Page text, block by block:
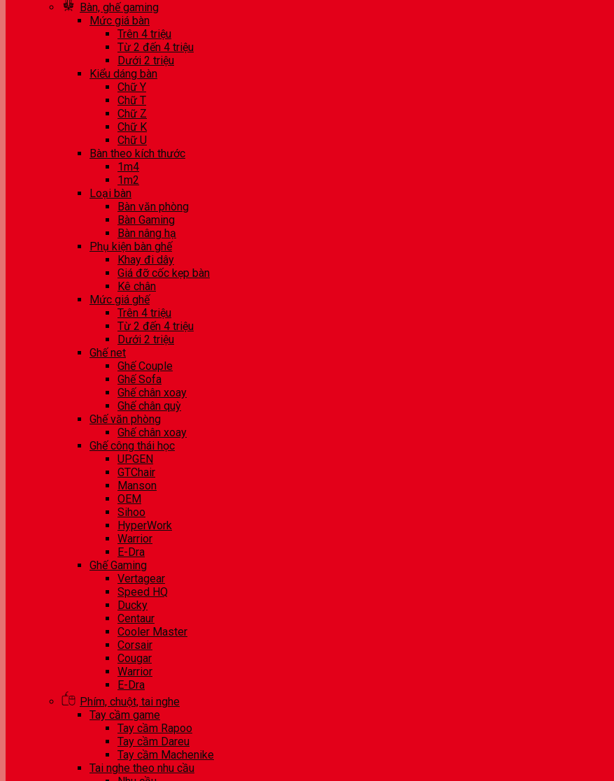
Bàn, ghế gaming
Mức giá bàn
Trên 4 triệu
Từ 2 đến 4 triệu
Dưới 2 triệu
Kiểu dáng bàn
Chữ Y
Chữ T
Chữ Z
Chữ K
Chữ U
Bàn theo kích thước
1m4
1m2
Loại bàn
Bàn văn phòng
Bàn Gaming
Bàn nâng hạ
Phụ kiện bàn ghế
Khay đi dây
Giá đỡ cốc kẹp bàn
Kê chân
Mức giá ghế
Trên 4 triệu
Từ 2 đến 4 triệu
Dưới 2 triệu
Ghế net
Ghế Couple
Ghế Sofa
Ghế chân xoay
Ghế chân quỳ
Ghế văn phòng
Ghế chân xoay
Ghế công thái học
UPGEN
GTChair
Manson
OEM
Sihoo
HyperWork
Warrior
E-Dra
Ghế Gaming
Vertagear
Speed HQ
Ducky
Centaur
Cooler Master
Corsair
Cougar
Warrior
E-Dra
Phím, chuột, tai nghe
Tay cầm game
Tay cầm Rapoo
Tay cầm Dareu
Tay cầm Machenike
Tai nghe theo nhu cầu